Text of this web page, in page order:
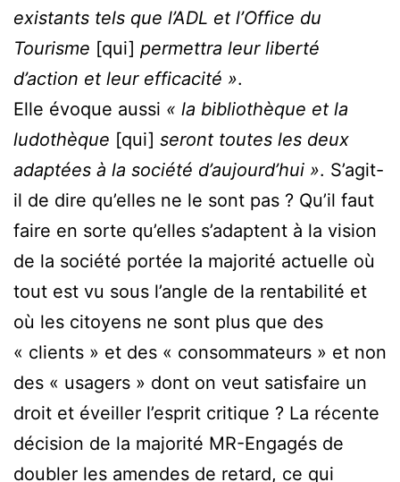
existants tels que l’ADL et l’Office du
Tourisme [qui] permettra leur liberté
d’action et leur efficacité ».
Elle évoque aussi « la bibliothèque et la
ludothèque [qui] seront toutes les deux
adaptées à la société d’aujourd’hui ». S’agit-
il de dire qu’elles ne le sont pas ? Qu’il faut
faire en sorte qu’elles s’adaptent à la vision
de la société portée la majorité actuelle où
tout est vu sous l’angle de la rentabilité et
où les citoyens ne sont plus que des
« clients » et des « consommateurs » et non
des « usagers » dont on veut satisfaire un
droit et éveiller l’esprit critique ? La récente
décision de la majorité MR-Engagés de
doubler les amendes de retard, ce qui